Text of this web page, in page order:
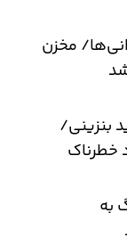
مخزن
بنزینی/
خطرناک
به